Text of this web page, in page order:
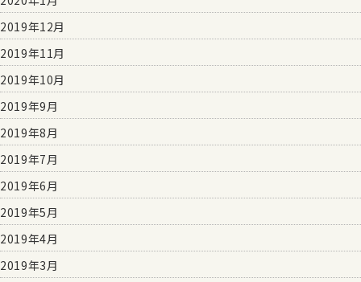
2019年12月
2019年11月
2019年10月
2019年9月
2019年8月
2019年7月
2019年6月
2019年5月
2019年4月
2019年3月